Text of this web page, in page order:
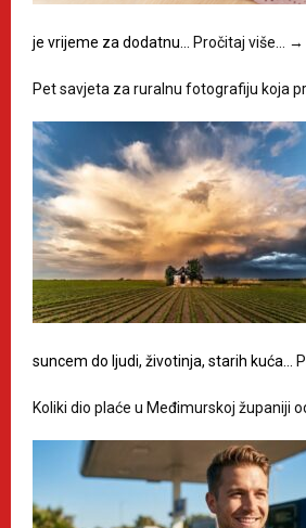
je vrijeme za dodatnu…
Pročitaj više… →
Pet savjeta za ruralnu fotografiju koja
suncem do ljudi, životinja, starih kuća…
Koliki dio plaće u Međimurskoj županiji